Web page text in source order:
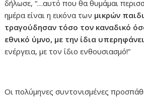
δήλωσε, “…αυτό που θα θυμάμαι
ημέρα είναι η εικόνα των μικρών
τραγούδησαν τόσο τον καναδικό
εθνικό ύμνο, με την ίδια
ενέργεια, με τον ίδιο ενθουσιασμό!”
Οι πολύμηνες συντονισμένες